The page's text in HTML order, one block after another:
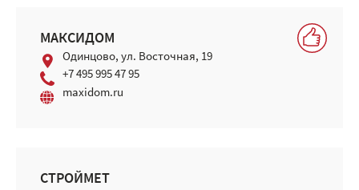
МАКСИДОМ
Одинцово, ул. Восточная, 19
+7 495 995 47 95
maxidom.ru
СТРОЙМЕТ